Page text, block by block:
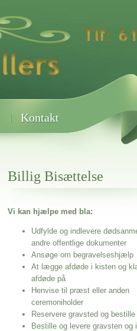
Kontakt
Billig Bisættelse
Vi kan hjælpe med bla:
Udfylde og indlevere
andre offentlige dokumenter
Ansøge om begravelseshjælp
At lægge afdøde i kisten og
afdøde på
Henvise til præst eller anden
ceremoniholder
Reservere gravsted og
Bestille og levere gravsten og